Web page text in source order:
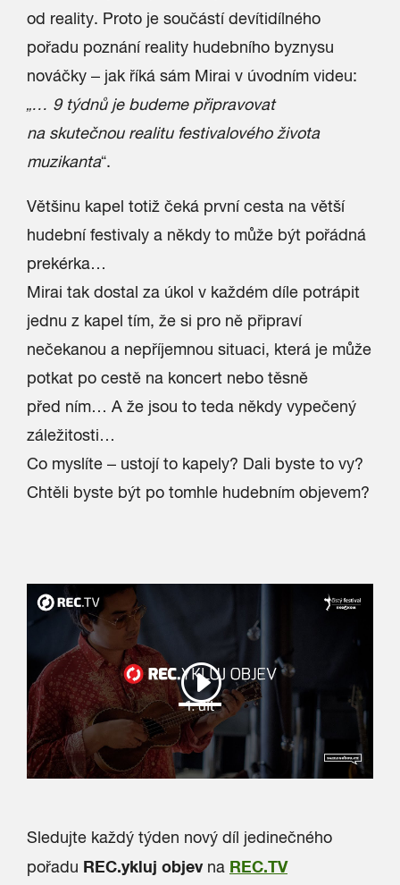
od reality. Proto je součástí devítidílného
pořadu poznání reality hudebního byznysu
nováčky – jak říká sám Mirai v úvodním videu:
„… 9 týdnů je budeme připravovat
na skutečnou realitu festivalového života
muzikanta“.
Většinu kapel totiž čeká první cesta na větší
hudební festivaly a někdy to může být pořádná
prekérka…
Mirai tak dostal za úkol v každém díle potrápit
jednu z kapel tím, že si pro ně připraví
nečekanou a nepříjemnou situaci, která je může
potkat po cestě na koncert nebo těsně
před ním… A že jsou to teda někdy vypečený
záležitosti…
Co myslíte – ustojí to kapely? Dali byste to vy?
Chtěli byste být po tomhle hudebním objevem?
Sledujte každý týden nový díl jedinečného
pořadu REC.ykluj objevna REC.TV